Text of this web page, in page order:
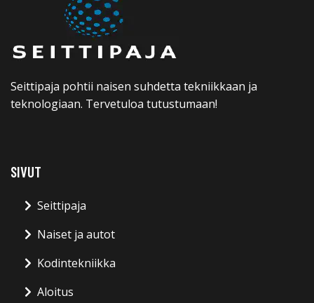
Seittipaja pohtii naisen suhdetta tekniikkaan ja
teknologiaan. Tervetuloa tutustumaan!
SIVUT
Seittipaja
Naiset ja autot
Kodintekniikka
Aloitus